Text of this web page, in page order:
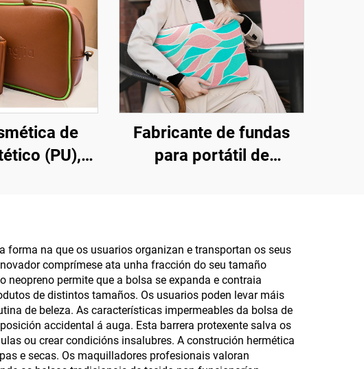
de
(PU),
Fabricante de fundas
para portátil de
para portátil resistentes
á auga
forma na que os usuarios organizan e transportan os seus
comprímese ata unha fracción do seu tamaño
permite que a bolsa se expanda e contraia
de distintos tamaños. Os usuarios poden levar máis
de beleza. As características impermeables da bolsa de
accidental á auga. Esta barrera protexente salva os
ou crear condicións insalubres. A construción hermética
e secas. Os maquilladores profesionais valoran